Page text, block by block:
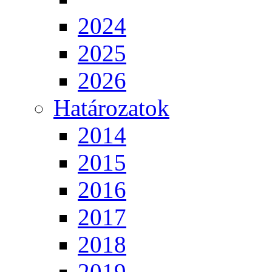
2024
2025
2026
Határozatok
2014
2015
2016
2017
2018